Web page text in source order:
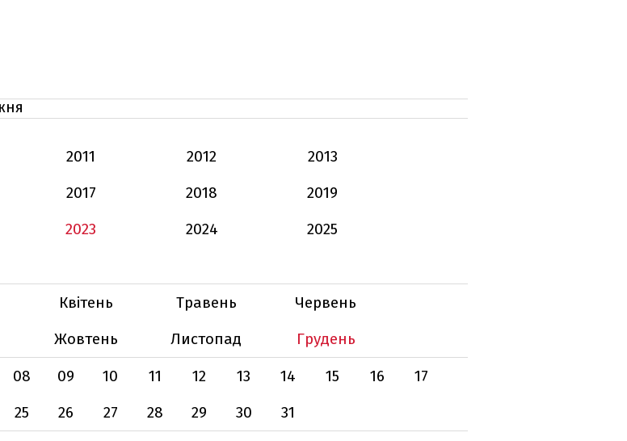
2011 2012
2013
2017 2018
2019
2023 2024
2025
Квітень Травень
Червень
Жовтень Листопад
Грудень
08 09 10 11 12 13 14 15 16
17
25 26 27 28 29 30 31